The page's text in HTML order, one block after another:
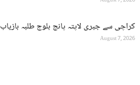
کراچی سے جبری لاپتہ پانچ بلوچ طلبہ بازیاب
August 7, 2026